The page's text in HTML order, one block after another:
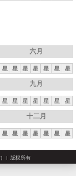
六月
星 星 星 星 星 星 星
九月
星 星 星 星 星 星 星
十二月
星 星 星 星 星 星 星
版权所有